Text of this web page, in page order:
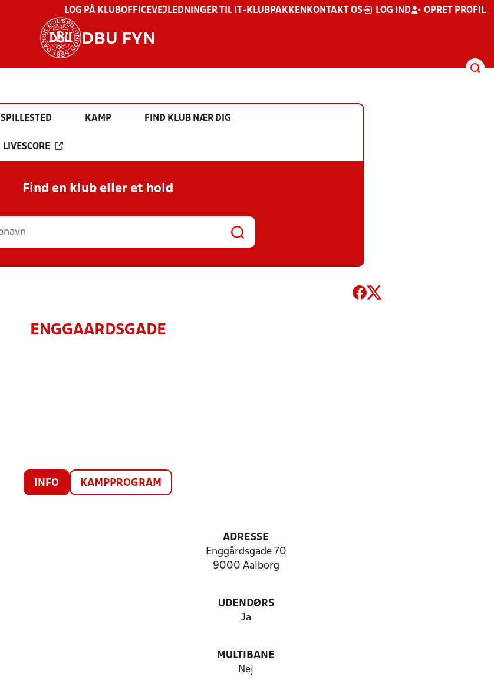
LOG PÅ KLUBOFFICEVEJLEDNINGER TIL IT-KLUBPAKKEN KONTAKT OS LOG IND OPRET PROFIL
DBU FYN
SPILLESTED KAMP FIND KLUB NÆR DIG
LIVESCORE
Find en klub eller et hold
ENGGAARDSGADE
INFO KAMPPROGRAM
ADRESSE
Enggårdsgade 70
9000 Aalborg
UDENDØRS
Ja
MULTIBANE
Nej